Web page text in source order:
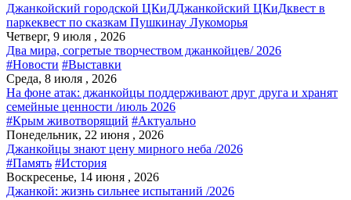
Джанкойский городской ЦКиДДжанкойский ЦКиДквест в
паркеквест по сказкам Пушкинау Лукоморья
Четверг, 9 июля , 2026
Два мира, согретые творчеством джанкойцев/ 2026
#Новости #Выставки
Среда, 8 июля , 2026
На фоне атак: джанкойцы поддерживают друг друга и хранят
семейные ценности /июль 2026
#Крым животворящий #Актуально
Понедельник, 22 июня , 2026
Джанкойцы знают цену мирного неба /2026
#Память #История
Воскресенье, 14 июня , 2026
Джанкой: жизнь сильнее испытаний /2026